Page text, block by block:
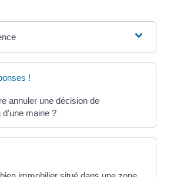
!
annuler une décision de
d'une mairie ?